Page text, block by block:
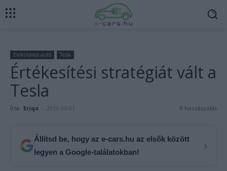
Elektromos autó Tesla
Értékesítési stratégiát vált a
Tesla
Írta: Eriqo - 2019-03-01 0 hozzászólás
Állítsd be, hogy az e-cars.hu az elsők között
legyen a Google-találatokban!
›